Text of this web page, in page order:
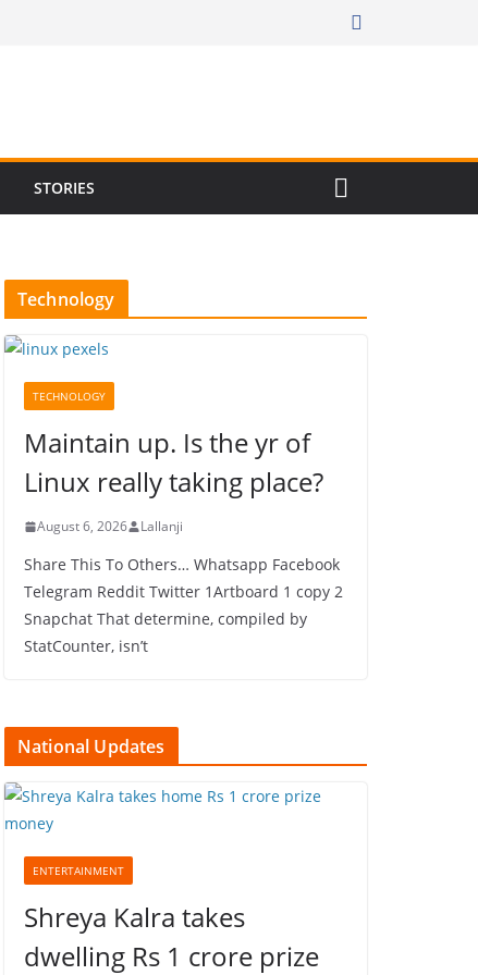
STORIES
Technology
TECHNOLOGY
Maintain up. Is the yr of
Linux really taking place?
August 6, 2026 Lallanji
Share This To Others… Whatsapp Facebook
Telegram Reddit Twitter 1Artboard 1 copy 2
Snapchat That determine, compiled by
StatCounter, isn’t
National Updates
ENTERTAINMENT
Shreya Kalra takes
dwelling Rs 1 crore prize